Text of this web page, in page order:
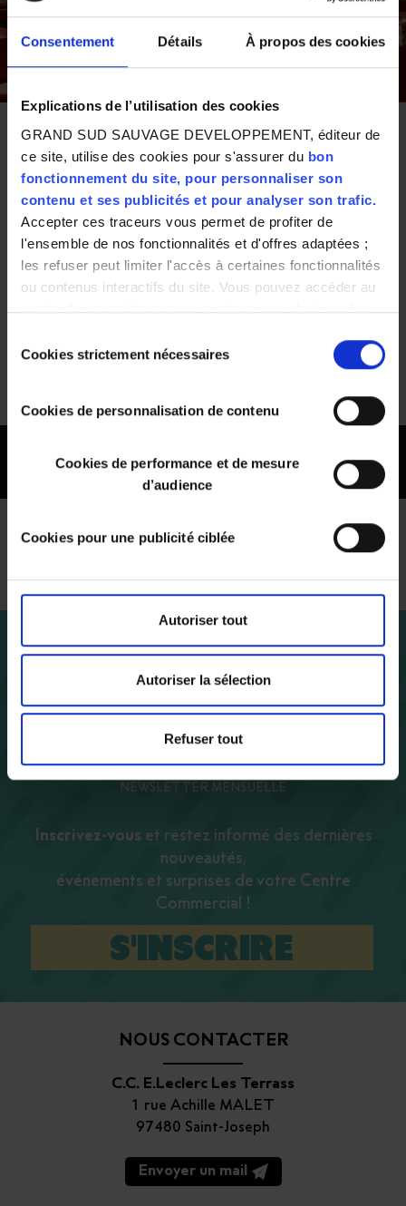
Consentement Détails À propos des cookies
Explications de l’utilisation des cookies
GRAND SUD SAUVAGE DEVELOPPEMENT, éditeur de
ce site, utilise des cookies pour s'assurer du bon
fonctionnement du site, pour personnaliser son
contenu et ses publicités et pour analyser son trafic.
Accepter ces traceurs vous permet de profiter de
l'ensemble de nos fonctionnalités et d'offres adaptées ;
les refuser peut limiter l'accès à certaines fonctionnalités
ou contenus interactifs du site. Vous pouvez accéder au
centre de paramétrage pour exprimer vos choix sur les
tout"/"Refuser tout". Votre choix est valable uniquement
Vous pouvez changer d'avis à tout moment en cliquant
sur le bouton "paramétrer les cookies" en bas de chaque
duCookies strictement nécessaires
Cookies de personnalisation de contenu
Cookies de performance et de mesure
d’audience
Cookies pour une publicité ciblée
Autoriser tout
Autoriser la sélection
Refuser tout
L’enseigne sélectionne pour vous des collections de
bijoux or, argent et plaqué or de qualité ainsi que de
nombreuses marques de montres dont certaines en
exclusivité à la Réunion.
des montres… mais surtout des cadeaux pour faire plaisir
et se faire plaisir !
E.Leclerc Les Terrass Saint-Joseph
Restez connecté
!
NEWSLETTER MENSUELLE
Inscrivez-vous et restez informé des dernières
nouveautés,
événements et surprises de votre Centre
Commercial !
S'INSCRIRE
NOUS CONTACTER
C.C. E.Leclerc Les Terrass
1 rue Achille MALET
97480 Saint-Joseph
Envoyer un mail